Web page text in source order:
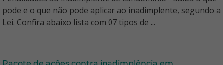
pode e o que não pode aplicar ao inadimplente, segundo a
Lei. Confira abaixo lista com 07 tipos de ...